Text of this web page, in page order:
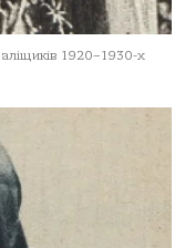
1920–1930-х